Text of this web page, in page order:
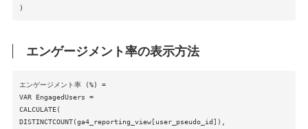
)
エンゲージメント率の表示方法
エンゲージメント率 (%) =
VAR EngagedUsers =
CALCULATE(
DISTINCTCOUNT(ga4_reporting_view[user_pseudo_id]),